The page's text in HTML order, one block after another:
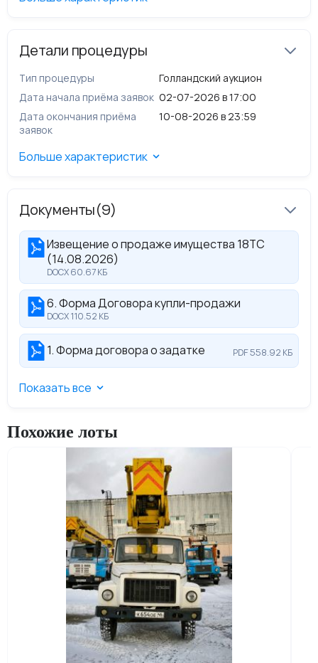
Детали процедуры
Тип процедуры
Голландский аукцион
Дата начала приёма заявок 02-07-2026 в 17:00
Дата окончания приёма
заявок
10-08-2026 в 23:59
Больше характеристик
Документы(9)
Извещение о продаже имущества 18ТС
(14.08.2026)
DOCX 60.67 КБ
6. Форма Договора купли-продажи
DOCX 110.52 КБ
1. Форма договора о задатке PDF 558.92 КБ
Показать все